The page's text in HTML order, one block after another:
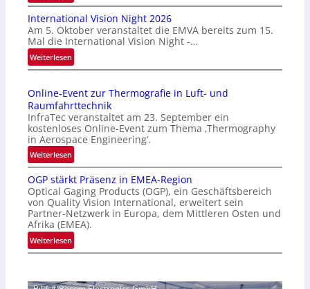
H
o
m
e
p
a
e
‚
H
y
p
e
r
s
p
e
c
t
r
l
International Vision Night 2026
Am 5. Oktober veranstaltet die EMVA bereits zum 15.
Mal die International Vision Night -…
Weiterlesen:
I
t
e
r
n
a
t
o
n
a
l
V
i
i
Online-Event zur Thermografie in Luft- und
Raumfahrttechnik
InfraTec veranstaltet am 23. September ein
kostenloses Online-Event zum Thema ‚Thermography
in Aerospace Engineering‘.
Weiterlesen:
O
n
l
i
n
e
-
e
OGP stärkt Präsenz in EMEA-Region
Optical Gaging Products (OGP), ein Geschäftsbereich
von Quality Vision International, erweitert sein
Partner-Netzwerk in Europa, dem Mittleren Osten und
Afrika (EMEA).
Weiterlesen:
O